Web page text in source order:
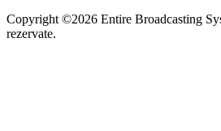
Copyright ©2026 Entire Broadcasting
rezervate.